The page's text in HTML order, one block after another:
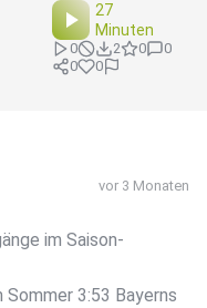
27
Minuten
0 2 0
0
0
0
vor 3 Monaten
im Saison-
Sommer 3:53 Bayerns